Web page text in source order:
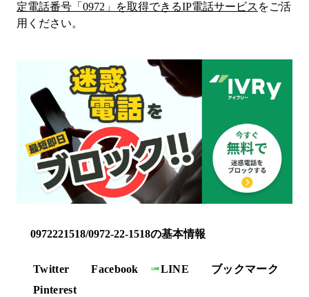
定電話番号「 0972 」を取得できるIP電話サービス をご活
用ください。
0972221518/0972-22-1518の基本情報
Twitter Facebook LINE
ブックマーク
Pinterest